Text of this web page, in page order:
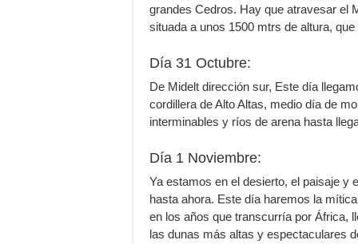
grandes Cedros. Hay que atravesar el
situada a unos 1500 mtrs de altura,
Día 31 Octubre:
De Midelt dirección sur, Este día
cordillera de Alto Altas, medio día de
interminables y ríos de arena hasta
Día 1 Noviembre:
Ya estamos en el desierto, el paisaje y
hasta ahora. Este día haremos la
en los años que transcurría por África,
las dunas más altas y espectaculares